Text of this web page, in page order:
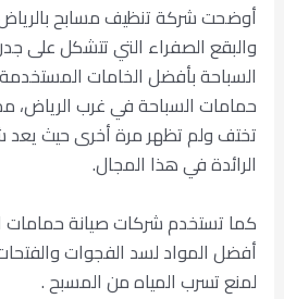
أوضحت شركة تنظيف مسابح بالرياض،
والبقع الصفراء التي تتشكل على
السباحة بأفضل الخامات
حمامات السباحة في غرب الرياض،
تختف ولم تظهر مرة أخرى حيث يعد
الرائدة في هذا المجال.
كما تستخدم شركات صيانة حمامات
أفضل المواد لسد الفجوات
لمنع تسرب المياه من المسبح .